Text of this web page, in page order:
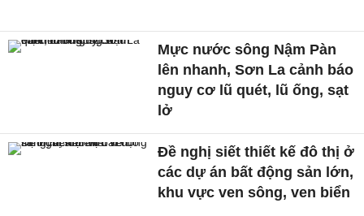
Mực nước sông Nậm Pàn
lên nhanh, Sơn La cảnh báo
nguy cơ lũ quét, lũ ống, sạt
lở
Đề nghị siết thiết kế đô thị ở
các dự án bất động sản lớn,
khu vực ven sông, ven biển